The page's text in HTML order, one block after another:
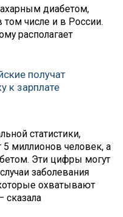
диабетом,
том числе и в России.
располагает
получат
к зарплате
статистики,
миллионов человек, а
Эти цифры могут
заболевания
охватывают
сказала